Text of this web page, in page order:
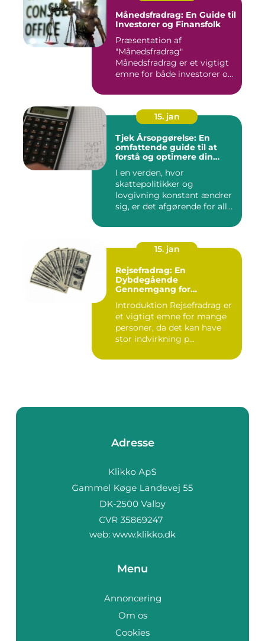
Månedsfradrag: En Guide til
Investorer og Finansfolk
Præsentation af
"Månedsfradrag"
Månedsfradrag er et vigtigt
emne for både investorer og
15. jan
Tjek Årsopgørelse: En
omfattende guide til at
forstå og optimere din
I en verden, hvor
skattepolitikker og
lovgivning konstant ændrer
sig, er det afgørende for alle
15. jan
Rejsefradrag: En
Dybdegående
Gennemgang for
Introduktion Rejsefradrag er
et vigtigt emne for mange
personer, da det kan have
stor indvirkning p...
Adresse
web: www.klikko.dk
Menu
Annoncering
Om os
Cookies